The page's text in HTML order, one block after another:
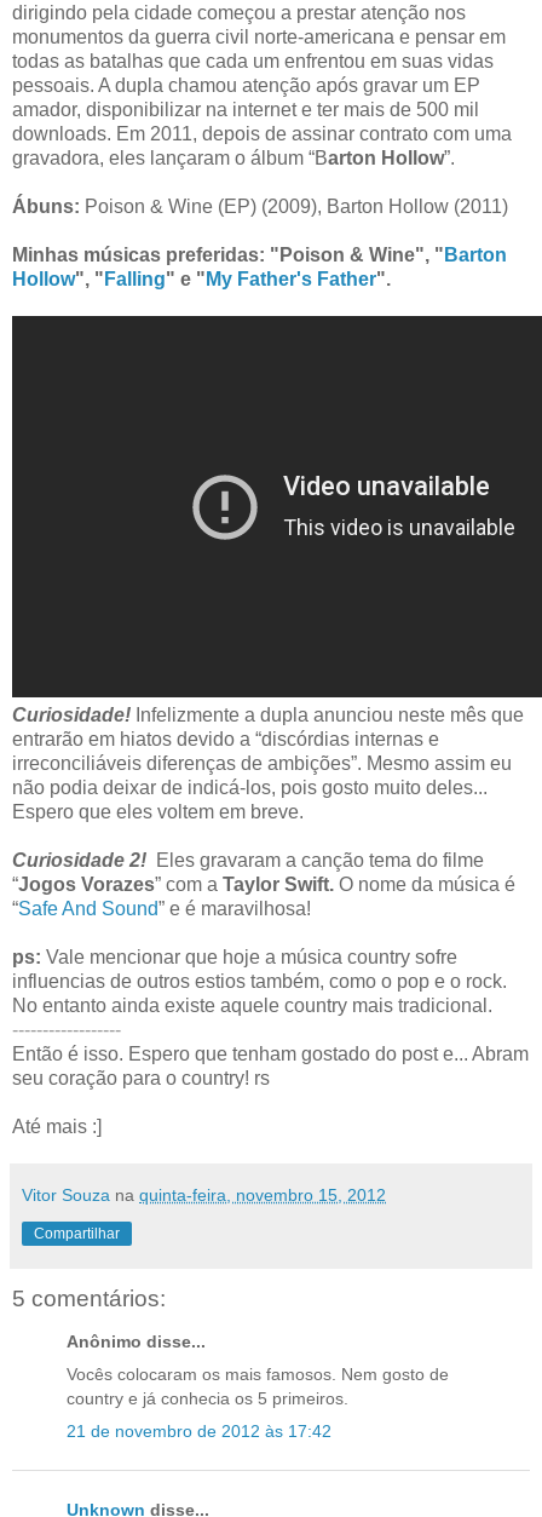
dirigindo pela cidade começou a prestar atenção nos
monumentos da guerra civil norte-americana e pensar em
todas as batalhas que cada um enfrentou em suas vidas
pessoais. A dupla chamou atenção após gravar um EP
amador, disponibilizar na internet e ter mais de 500 mil
downloads. Em 2011, depois de assinar contrato com uma
gravadora, eles lançaram o álbum “Barton Hollow”.
Ábuns: Poison & Wine (EP) (2009), Barton Hollow (2011)
Minhas músicas preferidas: "Poison & Wine", " Barton
Hollow", " Falling" e " My Father's Father".
Curiosidade! Infelizmente a dupla anunciou neste mês que
entrarão em hiatos devido a “discórdias internas e
irreconciliáveis diferenças de ambições”. Mesmo assim eu
não podia deixar de indicá-los, pois gosto muito deles...
Espero que eles voltem em breve.
Curiosidade 2! Eles gravaram a canção tema do filme
“Jogos Vorazes” com a Taylor Swift. O nome da música é
“Safe And Sound” e é maravilhosa!
ps: Vale mencionar que hoje a música country sofre
influencias de outros estios também, como o pop e o rock.
No entanto ainda existe aquele country mais tradicional.
------------------
Então é isso. Espero que tenham gostado do post e... Abram
seu coração para o country! rs
Até mais :]
Vitor Souza na quinta-feira, novembro 15, 2012
Compartilhar
5 comentários:
Anônimo disse...
Vocês colocaram os mais famosos. Nem gosto de
country e já conhecia os 5 primeiros.
21 de novembro de 2012 às 17:42
Unknown disse...